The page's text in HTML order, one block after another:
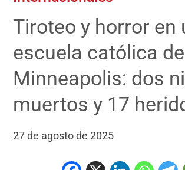
Tiroteo y horror en
escuela católica de
Minneapolis: dos
muertos y 17
27 de agosto de 2025